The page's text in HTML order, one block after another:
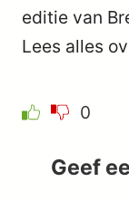
editie van
Lees alles
0
Geef